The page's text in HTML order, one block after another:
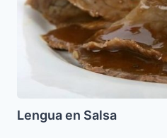
Lengua en Salsa